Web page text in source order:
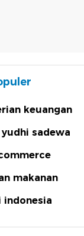
keuangan
sadewa
makanan
indonesia